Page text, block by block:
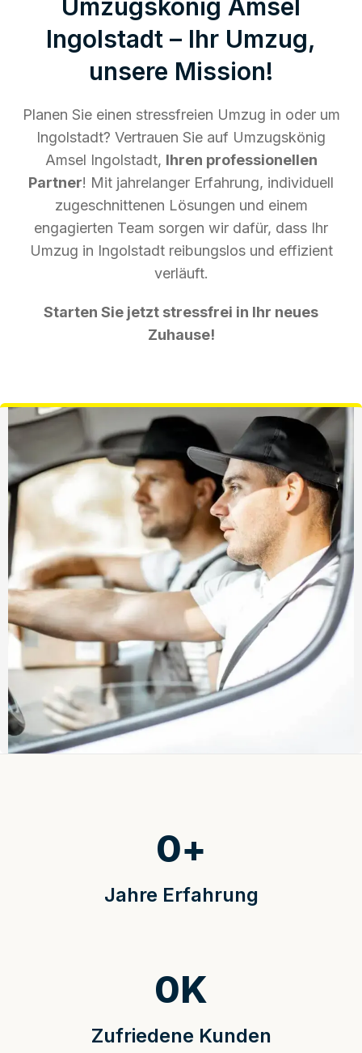
Umzugskönig Amsel
Ingolstadt – Ihr Umzug,
unsere Mission!
Planen Sie einen stressfreien Umzug in oder um
Ingolstadt? Vertrauen Sie auf Umzugskönig
Amsel Ingolstadt, Ihren professionellen
Partner! Mit jahrelanger Erfahrung, individuell
zugeschnittenen Lösungen und einem
engagierten Team sorgen wir dafür, dass Ihr
Umzug in Ingolstadt reibungslos und effizient
verläuft.
Starten Sie jetzt stressfrei in Ihr neues
Zuhause!
Jahre Erfahrung
0+
Zufriedene Kunden
0K